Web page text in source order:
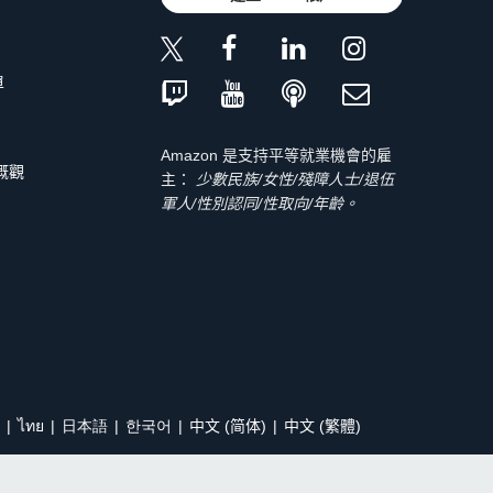
觀
Amazon 是支持平等就業機會的雇
主：
少數民族/女性/殘障人士/退伍
軍人/性別認同/性取向/年齡。
ไทย 日本語 한국어 中文 (简体) 中文 (繁體)